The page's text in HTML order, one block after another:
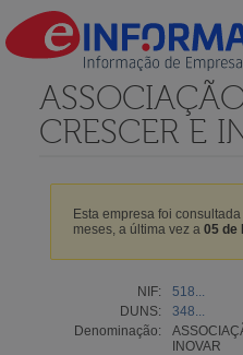
CRESCER E
Esta empresa foi consultada
meses, a última vez a 05 de
NIF:
518...
DUNS:
348...
Denominação:
INOVAR